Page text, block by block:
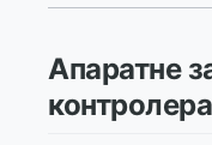
Апаратне
контролера